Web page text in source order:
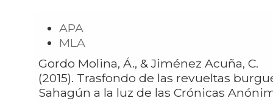
APA
MLA
Gordo Molina, Á., & Jiménez Acuña, C.
(2015). Trasfondo de las revueltas burguesas en la villa de
Sahagún a la luz de las Crónicas